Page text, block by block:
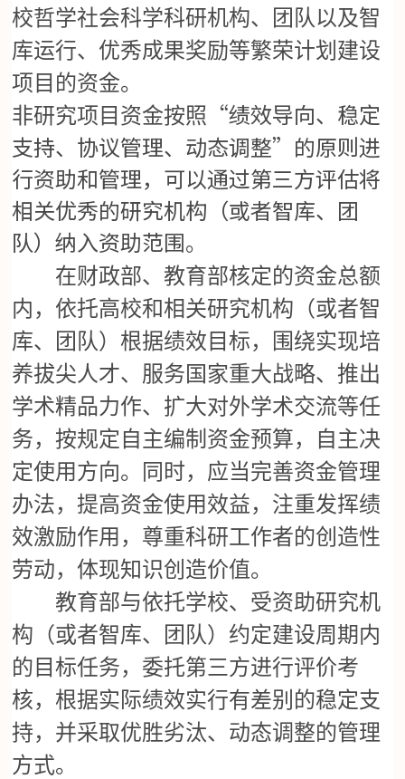
校哲学社会科学科研机构、团队以及智
库运行、优秀成果奖励等繁荣计划建设
项目的资金。
非研究项目资金按照
“绩效导向、稳定
支持、协议管理、动态调整”的原则进
行资助和管理，可以通过第三方评估将
相关优秀的研究机构（或者智库、团
队）纳入资助范围。
在财政部、教育部核定的资金总额
内，依托高校和相关研究机构（或者智
库、团队）根据绩效目标，围绕实现培
养拔尖人才、服务国家重大战略、推出
学术精品力作、扩大对外学术交流等任
务，按规定自主编制资金预算，自主决
定使用方向。同时，应当完善资金管理
办法，提高资金使用效益，注重发挥绩
效激励作用，尊重科研工作者的创造性
劳动，体现知识创造价值。
教育部与依托学校、受资助研究机
构（或者智库、团队）约定建设周期内
的目标任务，委托第三方进行评价考
核，根据实际绩效实行有差别的稳定支
持，并采取优胜劣汰、动态调整的管理
方式。